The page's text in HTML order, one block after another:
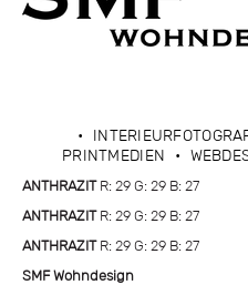
•
PRINTMEDIEN •
ANTHRAZITR: 29 G: 29 B: 27
ANTHRAZITR: 29 G: 29 B: 27
ANTHRAZITR: 29 G: 29 B: 27
SMF Wohndesign